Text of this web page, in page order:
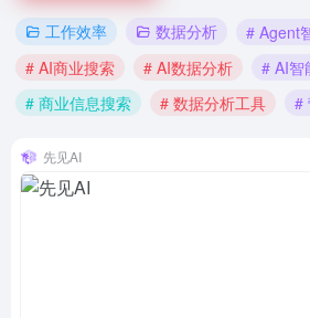
工作效率 数据分析 # Agent
# AI商业搜索
# AI数据分析 # AI智
# 商业信息搜索
# 数据分析工具 #
先见AI